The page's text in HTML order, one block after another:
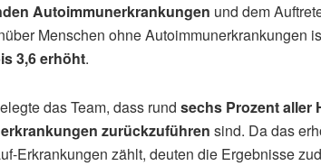
Autoimmunerkrankungen und dem
Menschen ohne Autoimmunerkrankungen
3,6 erhöht.
das Team, dass rund sechs Prozent aller
zurückzuführen sind. Da das
Erkrankungen zählt, deuten die Ergebnisse